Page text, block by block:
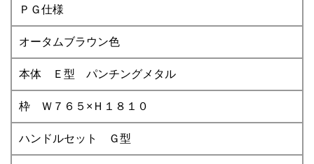
ＰＧ仕様
オータムブラウン色
本体 Ｅ型 パンチングメタル
枠 Ｗ７６５×Ｈ１８１０
ハンドルセット Ｇ型